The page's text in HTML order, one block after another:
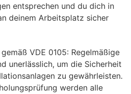
entsprechen und du dich in
deinem Arbeitsplatz sicher
VDE 0105: Regelmäßige
unerlässlich, um die Sicherheit
zu gewährleisten.
werden alle